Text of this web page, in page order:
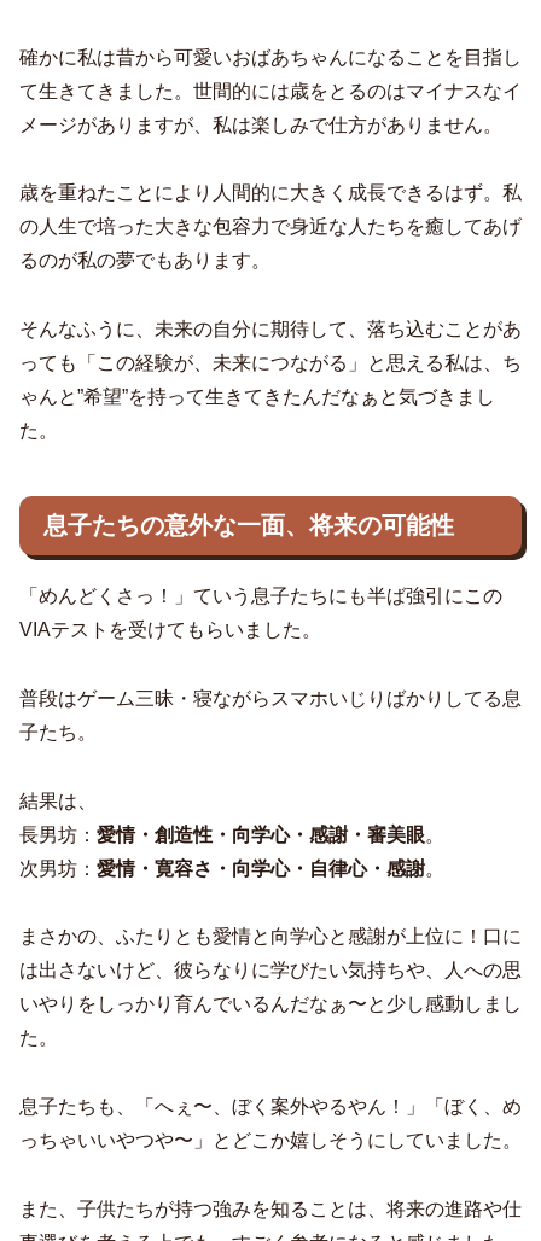
確かに私は昔から可愛いおばあちゃんになることを目指し
て生きてきました。世間的には歳をとるのはマイナスなイ
メージがありますが、私は楽しみで仕方がありません。
歳を重ねたことにより人間的に大きく成長できるはず。私
の人生で培った大きな包容力で身近な人たちを癒してあげ
るのが私の夢でもあります。
そんなふうに、未来の自分に期待して、落ち込むことがあ
っても「この経験が、未来につながる」と思える私は、ち
ゃんと”希望”を持って生きてきたんだなぁと気づきまし
た。
息子たちの意外な一面、将来の可能性
「めんどくさっ！」ていう息子たちにも半ば強引にこの
VIAテストを受けてもらいました。
普段はゲーム三昧・寝ながらスマホいじりばかりしてる息
子たち。
結果は、
長男坊： 愛情・創造性・向学心・感謝・審美眼。
次男坊： 愛情・寛容さ・向学心・自律心・感謝。
まさかの、ふたりとも愛情と向学心と感謝が上位に！口に
は出さないけど、彼らなりに学びたい気持ちや、人への思
いやりをしっかり育んでいるんだなぁ〜と少し感動しまし
た。
息子たちも、「へぇ〜、ぼく案外やるやん！」「ぼく、め
っちゃいいやつや〜」とどこか嬉しそうにしていました。
また、子供たちが持つ強みを知ることは、将来の進路や仕